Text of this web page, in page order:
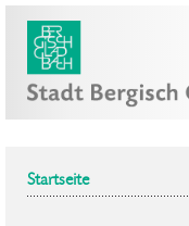
Startseite